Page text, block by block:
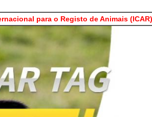
para o Registo de Animais (ICAR)